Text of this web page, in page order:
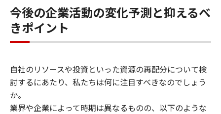
今後の企業活動の変化予測と抑えるべ
きポイント
自社のリソースや投資といった資源の再配分について検
討するにあたり、私たちは何に注目すべきなのでしょう
か。
業界や企業によって時期は異なるものの、以下のような